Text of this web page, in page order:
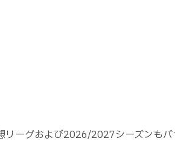
ーグおよび2026/2027シーズンもバ